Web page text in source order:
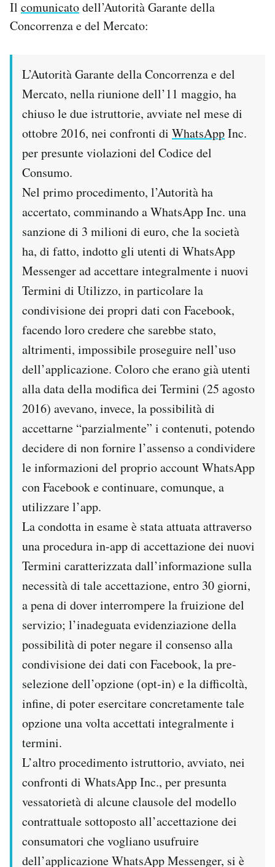
Notifiche mobile
Regala il Post
Il comunicatodell’Autorità Garante della
Concorrenza e del Mercato:
L’Autorità Garante della Concorrenza e del
Mercato, nella riunione dell’11 maggio, ha
chiuso le due istruttorie, avviate nel mese di
ottobre 2016, nei confronti di WhatsAppInc.
per presunte violazioni del Codice del
Consumo.
Nel primo procedimento, l’Autorità ha
accertato, comminando a WhatsApp Inc. una
sanzione di 3 milioni di euro, che la società
ha, di fatto, indotto gli utenti di WhatsApp
Messenger ad accettare integralmente i nuovi
Termini di Utilizzo, in particolare la
condivisione dei propri dati con Facebook,
facendo loro credere che sarebbe stato,
altrimenti, impossibile proseguire nell’uso
dell’applicazione. Coloro che erano già utenti
alla data della modifica dei Termini (25 agosto
2016) avevano, invece, la possibilità di
accettarne “parzialmente” i contenuti, potendo
decidere di non fornire l’assenso a condividere
le informazioni del proprio account WhatsApp
con Facebook e continuare, comunque, a
utilizzare l’app.
La condotta in esame è stata attuata attraverso
una procedura in-app di accettazione dei nuovi
Termini caratterizzata dall’informazione sulla
necessità di tale accettazione, entro 30 giorni,
a pena di dover interrompere la fruizione del
servizio; l’inadeguata evidenziazione della
possibilità di poter negare il consenso alla
condivisione dei dati con Facebook, la pre-
selezione dell’opzione (opt-in) e la difficoltà,
infine, di poter esercitare concretamente tale
opzione una volta accettati integralmente i
termini.
L’altro procedimento istruttorio, avviato, nei
confronti di WhatsApp Inc., per presunta
vessatorietà di alcune clausole del modello
contrattuale sottoposto all’accettazione dei
consumatori che vogliano usufruire
dell’applicazione WhatsApp Messenger, si è